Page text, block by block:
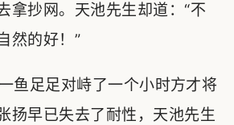
拿抄网。天池先生却道：“不
然的好！”
鱼足足对峙了一个小时方才将
扬早已失去了耐性，天池先生